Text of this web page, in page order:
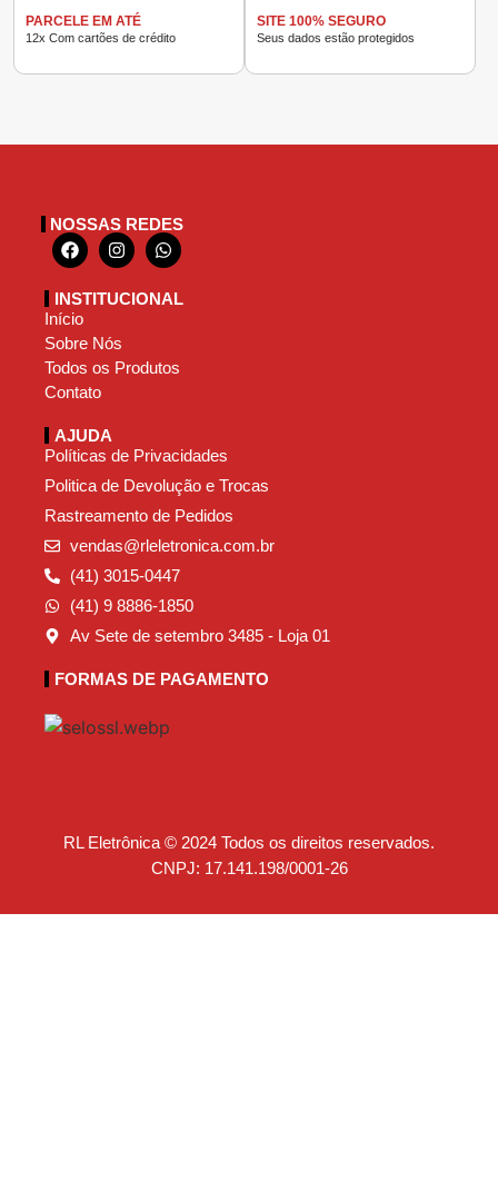
PARCELE EM ATÉ
12x Com cartões de crédito
SITE 100% SEGURO
Seus dados estão protegidos
NOSSAS REDES
INSTITUCIONAL
Início
Sobre Nós
Todos os Produtos
Contato
AJUDA
Políticas de Privacidades
Politica de Devolução e Trocas
Rastreamento de Pedidos
vendas@rleletronica.com.br
(41) 3015-0447
(41) 9 8886-1850
Av Sete de setembro 3485 - Loja 01
FORMAS DE PAGAMENTO
RL Eletrônica © 2024 Todos os direitos reservados.
CNPJ: 17.141.198/0001-26